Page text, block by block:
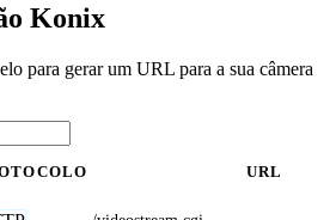
Konix
para gerar um URL para a sua câmera
URL